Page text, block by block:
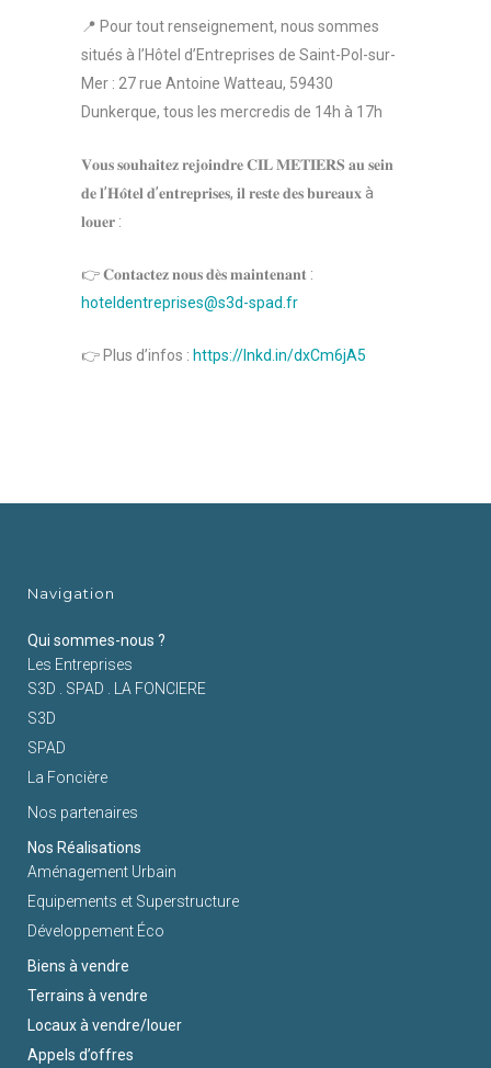
📍 Pour tout renseignement, nous sommes
situés à l’Hôtel d’Entreprises de Saint-Pol-sur-
Mer : 27 rue Antoine Watteau, 59430
Dunkerque, tous les mercredis de 14h à 17h
𝐕𝐨𝐮𝐬 𝐬𝐨𝐮𝐡𝐚𝐢𝐭𝐞𝐳 𝐫𝐞𝐣𝐨𝐢𝐧𝐝𝐫𝐞 𝐂𝐈𝐋 𝐌𝐄𝐓𝐈𝐄𝐑𝐒 𝐚𝐮 𝐬𝐞𝐢𝐧
𝐝𝐞 𝐥’𝐇𝐨̂𝐭𝐞𝐥 𝐝’𝐞𝐧𝐭𝐫𝐞𝐩𝐫𝐢𝐬𝐞𝐬, 𝐢𝐥 𝐫𝐞𝐬𝐭𝐞 𝐝𝐞𝐬 𝐛𝐮𝐫𝐞𝐚𝐮𝐱 à
𝐥𝐨𝐮𝐞𝐫 :
👉 𝐂𝐨𝐧𝐭𝐚𝐜𝐭𝐞𝐳 𝐧𝐨𝐮𝐬 𝐝𝐞̀𝐬 𝐦𝐚𝐢𝐧𝐭𝐞𝐧𝐚𝐧𝐭 :
hoteldentreprises@s3d-spad.fr
👉 Plus d’infos : https://lnkd.in/dxCm6jA5
Navigation
Qui sommes-nous ?
Les Entreprises
S3D . SPAD . LA FONCIERE
S3D
SPAD
La Foncière
Nos partenaires
Nos Réalisations
Aménagement Urbain
Equipements et Superstructure
Développement Éco
Biens à vendre
Terrains à vendre
Locaux à vendre/louer
Appels d’offres